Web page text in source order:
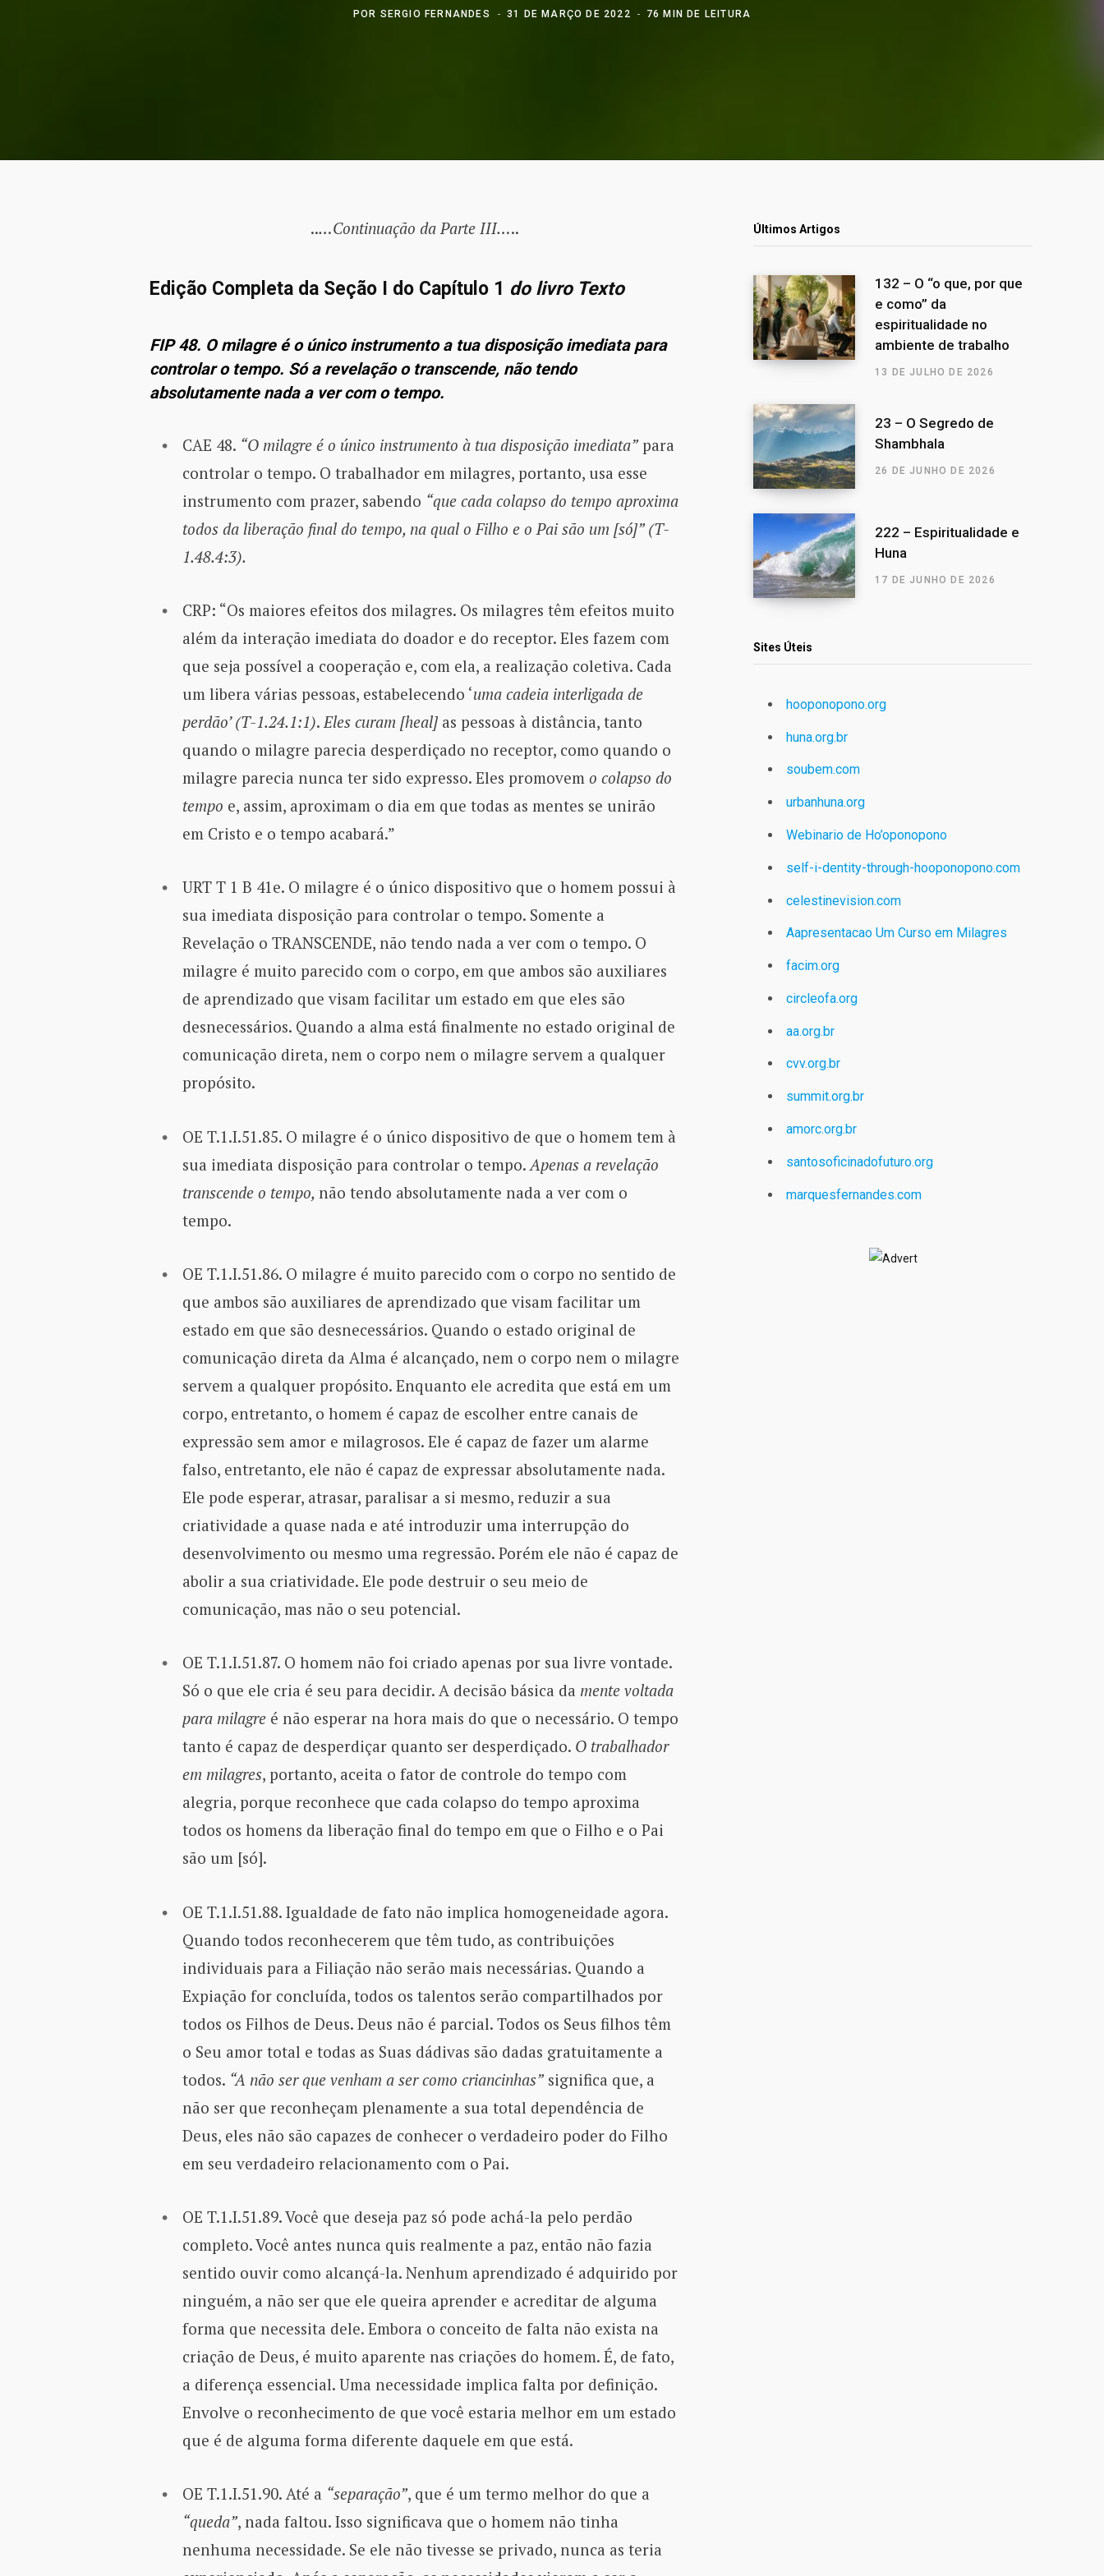
POR SERGIO FERNANDES 31 DE MARÇO DE 2022 76 MIN DE LEITURA
..…Continuação da Parte III…..
Edição Completa da Seção I do Capítulo 1 do livro Texto
FIP 48. O milagre é o único instrumento a tua disposição imediata para
controlar o tempo. Só a revelação o transcende, não tendo
absolutamente nada a ver com o tempo.
CAE 48. “O milagre é o único instrumento à tua disposição imediata”para
controlar o tempo. O trabalhador em milagres, portanto, usa esse
instrumento com prazer, sabendo “que cada colapso do tempo aproxima
todos da liberação final do tempo, na qual o Filho e o Pai são um [só]” (T-
1.48.4:3).
CRP: “Os maiores efeitos dos milagres. Os milagres têm efeitos muito
além da interação imediata do doador e do receptor. Eles fazem com
que seja possível a cooperação e, com ela, a realização coletiva. Cada
um libera várias pessoas, estabelecendo ‘uma cadeia interligada de
perdão’ (T-1.24.1:1).Eles curam [heal]as pessoas à distância, tanto
quando o milagre parecia desperdiçado no receptor, como quando o
milagre parecia nunca ter sido expresso. Eles promovem o colapso do
tempo e, assim, aproximam o dia em que todas as mentes se unirão
em Cristo e o tempo acabará.”
URT T 1 B 41e. O milagre é o único dispositivo que o homem possui à
sua imediata disposição para controlar o tempo. Somente a
Revelação o TRANSCENDE, não tendo nada a ver com o tempo. O
milagre é muito parecido com o corpo, em que ambos são auxiliares
de aprendizado que visam facilitar um estado em que eles são
desnecessários. Quando a alma está finalmente no estado original de
comunicação direta, nem o corpo nem o milagre servem a qualquer
propósito.
OE T.1.I.51.85. O milagre é o único dispositivo de que o homem tem à
sua imediata disposição para controlar o tempo. Apenas a revelação
transcende o tempo, não tendo absolutamente nada a ver com o
tempo.
OE T.1.I.51.86. O milagre é muito parecido com o corpo no sentido de
que ambos são auxiliares de aprendizado que visam facilitar um
estado em que são desnecessários. Quando o estado original de
comunicação direta da Alma é alcançado, nem o corpo nem o milagre
servem a qualquer propósito. Enquanto ele acredita que está em um
corpo, entretanto, o homem é capaz de escolher entre canais de
expressão sem amor e milagrosos. Ele é capaz de fazer um alarme
falso, entretanto, ele não é capaz de expressar absolutamente nada.
Ele pode esperar, atrasar, paralisar a si mesmo, reduzir a sua
criatividade a quase nada e até introduzir uma interrupção do
desenvolvimento ou mesmo uma regressão. Porém ele não é capaz de
abolir a sua criatividade. Ele pode destruir o seu meio de
comunicação, mas não o seu potencial.
OE T.1.I.51.87. O homem não foi criado apenas por sua livre vontade.
Só o que ele cria é seu para decidir. A decisão básica da mente voltada
para milagreé não esperar na hora mais do que o necessário. O tempo
tanto é capaz de desperdiçar quanto ser desperdiçado. O trabalhador
em milagres, portanto, aceita o fator de controle do tempo com
alegria, porque reconhece que cada colapso do tempo aproxima
todos os homens da liberação final do tempo em que o Filho e o Pai
são um [só].
OE T.1.I.51.88. Igualdade de fato não implica homogeneidade agora.
Quando todos reconhecerem que têm tudo, as contribuições
individuais para a Filiação não serão mais necessárias. Quando a
Expiação for concluída, todos os talentos serão compartilhados por
todos os Filhos de Deus. Deus não é parcial. Todos os Seus filhos têm
o Seu amor total e todas as Suas dádivas são dadas gratuitamente a
todos. “A não ser que venham a ser como criancinhas”significa que, a
não ser que reconheçam plenamente a sua total dependência de
Deus, eles não são capazes de conhecer o verdadeiro poder do Filho
em seu verdadeiro relacionamento com o Pai.
OE T.1.I.51.89. Você que deseja paz só pode achá-la pelo perdão
completo. Você antes nunca quis realmente a paz, então não fazia
sentido ouvir como alcançá-la. Nenhum aprendizado é adquirido por
ninguém, a não ser que ele queira aprender e acreditar de alguma
forma que necessita dele. Embora o conceito de falta não exista na
criação de Deus, é muito aparente nas criações do homem. É, de fato,
a diferença essencial. Uma necessidade implica falta por definição.
Envolve o reconhecimento de que você estaria melhor em um estado
que é de alguma forma diferente daquele em que está.
OE T.1.I.51.90. Até a “separação”, que é um termo melhor do que a
“queda”, nada faltou. Isso significava que o homem não tinha
nenhuma necessidade. Se ele não tivesse se privado, nunca as teria
Últimos Artigos
132 – O “o que, por que
e como” da
espiritualidade no
ambiente de trabalho
13 DE JULHO DE 2026
23 – O Segredo de
Shambhala
26 DE JUNHO DE 2026
222 – Espiritualidade e
Huna
17 DE JUNHO DE 2026
Sites Úteis
hooponopono.org
huna.org.br
soubem.com
urbanhuna.org
Webinario de Ho’oponopono
self-i-dentity-through-hooponopono.com
celestinevision.com
Aapresentacao Um Curso em Milagres
facim.org
circleofa.org
aa.org.br
cvv.org.br
summit.org.br
amorc.org.br
santosoficinadofuturo.org
marquesfernandes.com